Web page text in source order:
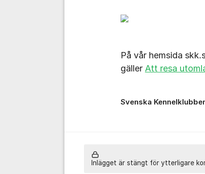
På vår hemsida
gäller Att resa
Svenska
Inlägget är stängt för ytterligare